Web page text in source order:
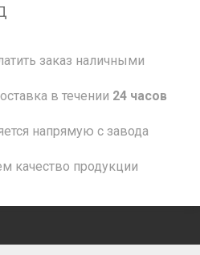
заказ наличными
в течении 24 часов
напрямую с завода
качество продукции